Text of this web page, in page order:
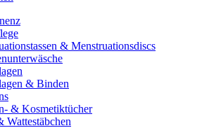
& Menstruationsdiscs
& Binden
& Kosmetiktücher
Wattestäbchen